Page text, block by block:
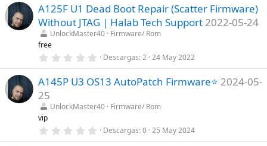
(
s
)
0
e
s
t
l
(
A125F U1 Dead Boot Repair (Scatter Firmware)
Without JTAG | Halab Tech Support 2022-05-24
UnlockMaster40 Firmware/ Rom
free
0
0
t
l
Descargas 2 24 May 2022
A145P U3 OS13 AutoPatch Firmware⭐ 2024-05-
25
UnlockMaster40 Firmware/ Rom
vip
0 Descargas 0 25 May 2024